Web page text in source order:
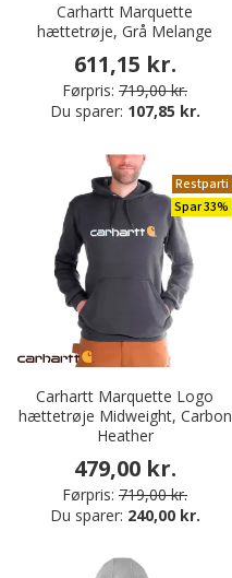
Carhartt Marquette
hættetrøje, Grå Melange
611,15 kr.
Førpris: 719,00 kr.
Du sparer: 107,85 kr.
Restparti
Spar 33%
Carhartt Marquette Logo
hættetrøje Midweight, Carbon
Heather
479,00 kr.
Førpris: 719,00 kr.
Du sparer: 240,00 kr.